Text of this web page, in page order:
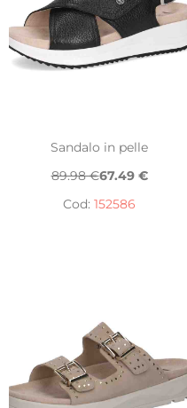
Sandalo in pelle
89.98 €67.49 €
Cod: 152586